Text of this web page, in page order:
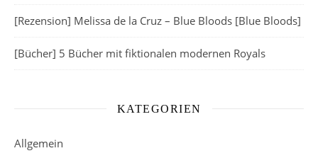
[Rezension] Melissa de la Cruz – Blue Bloods [Blue Bloods]
[Bücher] 5 Bücher mit fiktionalen modernen Royals
KATEGORIEN
Allgemein